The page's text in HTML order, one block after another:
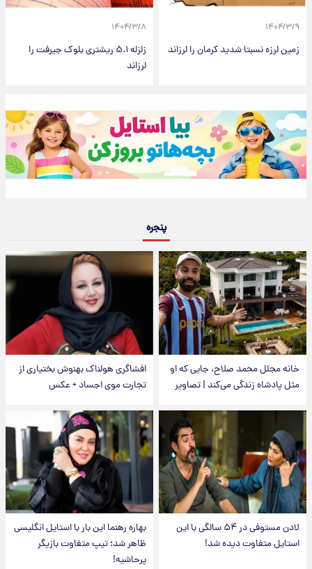
۱۴۰۴/۳/۹
زمین لرزه نسبتا شدید کرمان را لرزاند
۱۴۰۴/۳/۸
زلزله ۵.۱ ریشتری بلوک جیرفت را
لرزاند
پنجره
خانه مجلل محمد صلاح، جایی که او
مثل پادشاه زندگی می‌کند | تصاویر
افشاگری هولناک بهنوش بختیاری از
تجارت موی اجساد + عکس
لادن مستوفی در ۵۴ سالگی با این
استایل متفاوت دیده شد!
بهاره رهنما این بار با استایل انگلیسی
ظاهر شد؛ تیپ متفاوت بازیگر
پرحاشیه!